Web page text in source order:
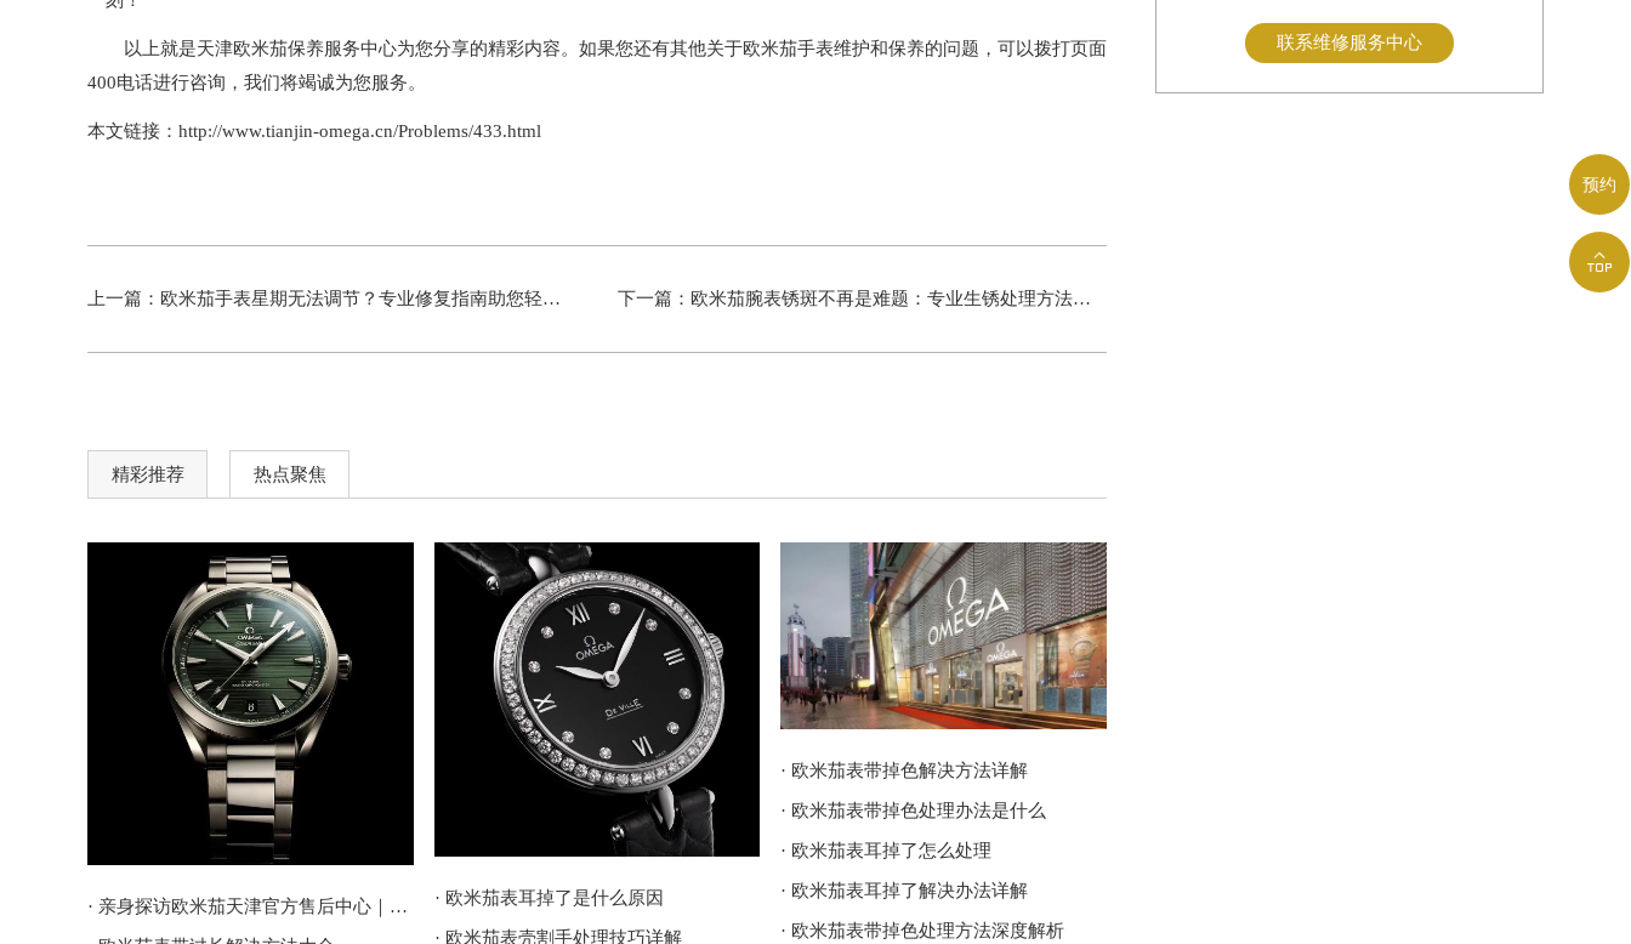
以上就是天津欧米茄保养服务中心为您分享的精彩内容。如果您还有其他关于欧米茄手表维护和保养的问题，可以拨打页面
400电话进行咨询，我们将竭诚为您服务。
本文链接：http://www.tianjin-omega.cn/Problems/433.html
上一篇： 欧米茄手表星期无法调节？专业修复指南助您轻松解决 下一篇： 欧米茄腕表锈斑不再是难题：专业生锈处理方法全解析
精彩推荐 热点聚焦
· 亲身探访欧米茄天津官方售后中心｜地址报修全流程真实经历（2026年6月最新） · 欧米茄表耳掉了是什么原因
· 欧米茄表壳割手处理技巧详解
· 欧米茄表带掉色解决方法详解
· 欧米茄表带掉色处理办法是什么
· 欧米茄表耳掉了怎么处理
· 欧米茄表耳掉了解决办法详解
· 欧米茄表带掉色处理方法深度解析
联系维修服务中心
预约
